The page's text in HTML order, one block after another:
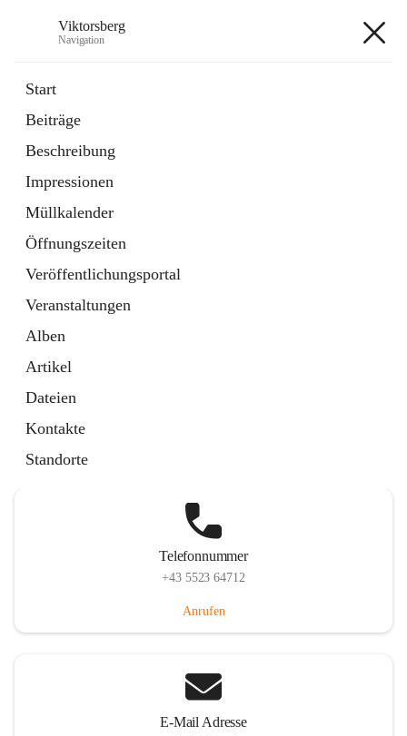
Viktorsberg
Navigation
Start
Beiträge
Beschreibung
Impressionen
Müllkalender
Öffnungszeiten
Veröffentlichungsportal
Veranstaltungen
Alben
Artikel
Dateien
Kontakte
Standorte
1 Schnellzugriff
Bürgerservice
10 Schnellzugriffe
Telefonnummer
+43 5523 64712
Anrufen
E-Mail Adresse